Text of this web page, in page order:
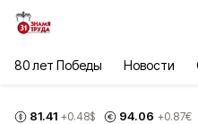
80 лет Победы Новости
81.41 +0.48$ 94.06 +0.87€